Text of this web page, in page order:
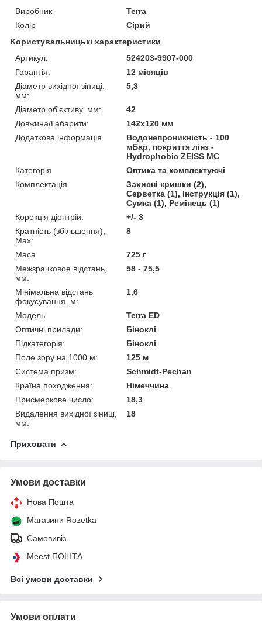
Виробник
Terra
Колір
Сірий
Користувальницькі характеристики
Артикул:
524203-9907-000
Гарантія:
12 місяців
Діаметр вихідної зіниці,
мм:
5,3
Діаметр об'єктиву, мм:
42
Довжина/Габарити:
142х120 мм
Додаткова інформація
Водонепроникність - 100
мБар, покриття лінз -
Hydrophobic ZEISS MC
Категорія
Оптика та комплектуючі
Комплектація
Захисні кришки (2),
Серветка (1), Інструкція (1),
Сумка (1), Ремінець (1)
Корекція діоптрій:
+/- 3
Кратність (збільшення),
Max:
8
Маса
725 г
Межзрачковое відстань,
мм:
58 - 75,5
Мінімальна відстань
фокусування, м:
1,6
Модель
Terra ED
Оптичні прилади:
Біноклі
Підкатегорія:
Біноклі
Поле зору на 1000 м:
125 м
Система призм:
Schmidt-Pechan
Країна походження:
Німеччина
Присмеркове число:
18,3
Видалення вихідної зіниці,
мм:
18
Приховати
Умови доставки
Нова Пошта
Магазини Rozetka
Самовивіз
Meest ПОШТА
Всі умови доставки
Умови оплати